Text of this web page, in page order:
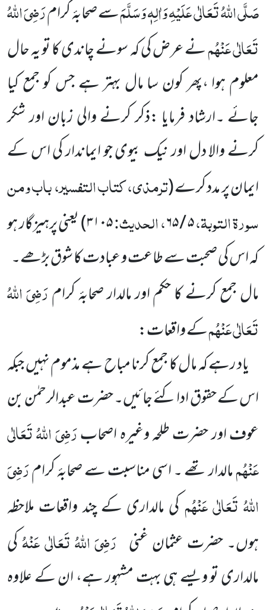
صَلَّی اللہُ تَعَالٰی عَلَیْہِ وَاٰلِہٖ وَسَلَّمَسے صحابۂ کرامرَضِیَ اللہُ
تَعَالٰی عَنْہُمنے عرض کی کہ سونے چاندی کا تو یہ حال
معلوم ہوا ،پھر کون سا مال بہتر ہے جس کو جمع کیا
جائے ۔ارشاد فرمایا :ذکر کرنے والی زبان اور شکر
کرنے والا دل اور نیک بیوی جو ایماندار کی اس کے
ایمان پر مدد کرے(ترمذی، کتاب التفسیر، باب ومن
سورۃ التوبۃ،۵ / ۶۵ ، الحدیث:۳۱۰۵)یعنی پرہیزگار ہو
کہ اس کی صحبت سے طاعت و عبادت کا شوق بڑھے۔
مال جمع کرنے کا حکم اور مالدار صحابۂ کرامرَضِیَ اللہُ
تَعَالٰی عَنْہُمکے واقعات:
یاد رہے کہ مال کا جمع کرنا مباح ہے مذموم نہیں جبکہ
اس کے حقوق ادا کئے جائیں۔ حضرت عبدالرحمٰن بن
عوف اور حضرت طلحہ وغیرہ اصحابرَضِیَ اللہُ تَعَالٰی
عَنْہُممالدار تھے ۔ اسی مناسبت سے صحابۂ کرامرَضِیَ
اللہُ تَعَالٰی عَنْہُمکی مالداری کے چند واقعات ملاحظہ
ہوں۔ حضرت عثمان غنی رَضِیَ اللہُ تَعَالٰی عَنْہُکی
مالداری تو ویسے ہی بہت مشہور ہے، ان کے علاوہ